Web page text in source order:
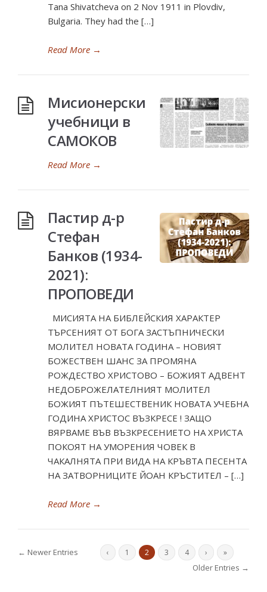
Tana Shivatcheva on 2 Nov 1911 in Plovdiv,
Bulgaria. They had the […]
Read More →
Мисионерски
учебници в
САМОКОВ
Read More →
Пастир д-р
Стефан
Банков (1934-
2021):
ПРОПОВЕДИ
МИСИЯТА НА БИБЛЕЙСКИЯ ХАРАКТЕР
ТЪРСЕНИЯТ ОТ БОГА ЗАСТЪПНИЧЕСКИ
МОЛИТЕЛ НОВАТА ГОДИНА – НОВИЯТ
БОЖЕСТВЕН ШАНС ЗА ПРОМЯНА
РОЖДЕСТВО ХРИСТОВО – БОЖИЯТ АДВЕНТ
НЕДОБРОЖЕЛАТЕЛНИЯТ МОЛИТЕЛ
БОЖИЯТ ПЪТЕШЕСТВЕНИК НОВАТА УЧЕБНА
ГОДИНА ХРИСТОС ВЪЗКРЕСЕ ! ЗАЩО
ВЯРВАМЕ ВЪВ ВЪЗКРEСЕНИЕТО НА ХРИСТА
ПОКОЯТ НА УМОРЕНИЯ ЧОВЕК В
ЧАКАЛНЯТА ПРИ ВИДА НА КРЪВТА ПЕСЕНТА
НА ЗАТВОРНИЦИТЕ ЙОАН КРЪСТИТЕЛ – […]
Read More →
← Newer Entries ‹ 1 2 3 4 › »
Older Entries →